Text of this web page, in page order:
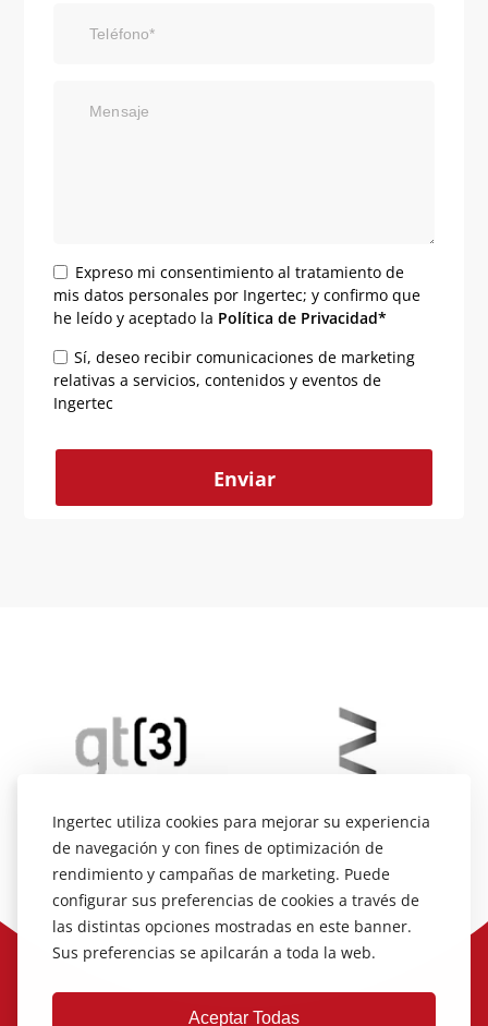
Teléfono*
Mensaje
Expreso mi consentimiento al tratamiento de
mis datos personales por Ingertec; y confirmo que
he leído y aceptado la Política de Privacidad*
Sí, deseo recibir comunicaciones de marketing
relativas a servicios, contenidos y eventos de
Ingertec
Ingertec utiliza cookies para mejorar su experiencia
de navegación y con fines de optimización de
rendimiento y campañas de marketing. Puede
configurar sus preferencias de cookies a través de
las distintas opciones mostradas en este banner.
Sus preferencias se apilcarán a toda la web.
Aceptar Todas